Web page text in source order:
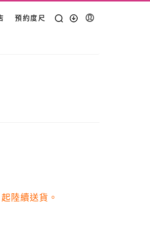
預約度尺
陸續送貨。